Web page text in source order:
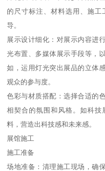
的尺寸标注、材料选用、施
导。
展示设计细化：对展示内容进
光布置、多媒体展示手段等，
如，运用灯光突出展品的立体
观众的参与度。
色彩与材质搭配：选择合适的
相契合的氛围和风格。如科
料，营造出科技感和未来感。
展馆施工
施工准备
场地准备：清理施工现场，确